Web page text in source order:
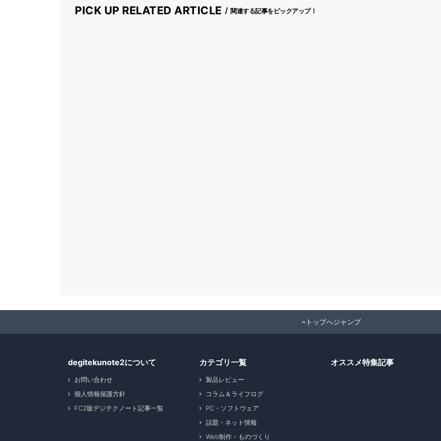
PICK UP RELATED ARTICLE 関連する記事をピックアップ！
トップへジャンプ
degitekunote2について
お問い合わせ
個人情報保護方針
FC2版デジテクノート記事一覧
カテゴリ一覧
製品レビュー
コラム＆ライフログ
PC・ソフトウェア
話題・ネット情報
Web制作・ものづくり
オススメ特集記事